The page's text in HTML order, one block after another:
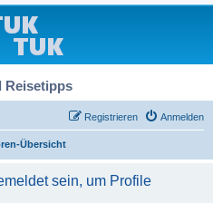
Reisetipps
Anmelden
Registrieren
Übersicht
sein, um Profile